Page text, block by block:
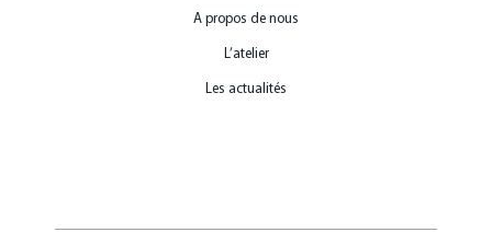
A propos de nous
L’atelier
Les actualités